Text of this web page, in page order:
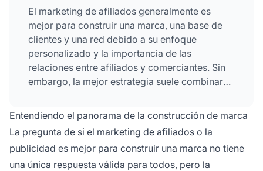
El marketing de afiliados generalmente es
mejor para construir una marca, una base de
clientes y una red debido a su enfoque
personalizado y la importancia de las
relaciones entre afiliados y comerciantes. Sin
embargo, la mejor estrategia suele combinar
reconocimiento de marca y marketing de
afiliados para la adquisición y lealtad de
clientes basada en el rendimiento.
Entendiendo el panorama de la construcción de marca
La pregunta de si el marketing de afiliados o la
publicidad es mejor para construir una marca no tiene
una única respuesta válida para todos, pero la